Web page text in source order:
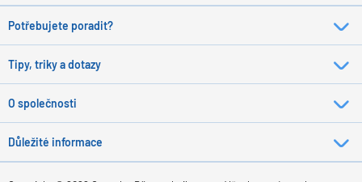
Potřebujete poradit?
Tipy, triky a dotazy
O společnosti
Důležité informace